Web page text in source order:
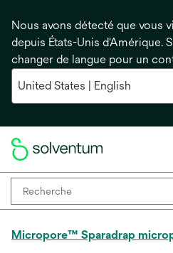
Nous avons détecté que vous
depuis États-Unis d'Amérique.
changer de langue pour un
Micropore™ Sparadrap